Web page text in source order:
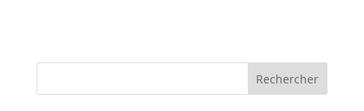
Rechercher